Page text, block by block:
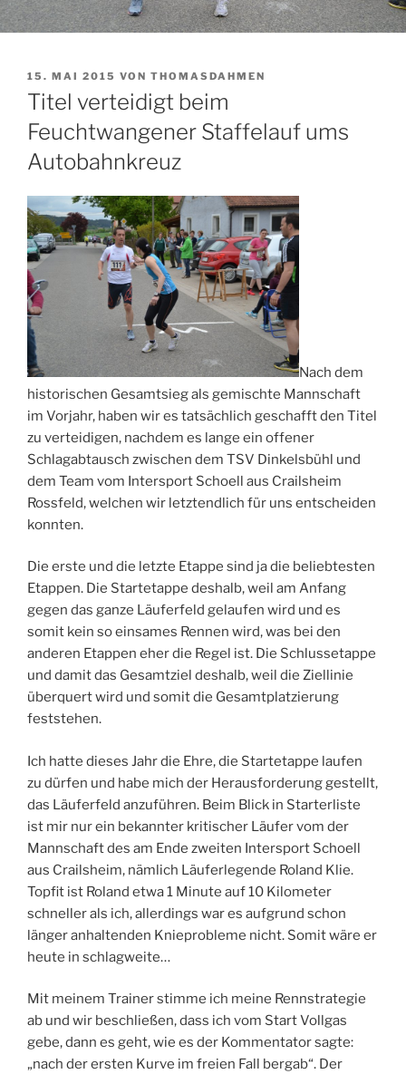
VERÖFFENTLICHT
AM
15. MAI 2015 VON THOMASDAHMEN
Titel verteidigt beim
Feuchtwangener Staffelauf ums
Autobahnkreuz
Nach dem
historischen Gesamtsieg als gemischte Mannschaft
im Vorjahr, haben wir es tatsächlich geschafft den Titel
zu verteidigen, nachdem es lange ein offener
Schlagabtausch zwischen dem TSV Dinkelsbühl und
dem Team vom Intersport Schoell aus Crailsheim
Rossfeld, welchen wir letztendlich für uns entscheiden
konnten.
Die erste und die letzte Etappe sind ja die beliebtesten
Etappen. Die Startetappe deshalb, weil am Anfang
gegen das ganze Läuferfeld gelaufen wird und es
somit kein so einsames Rennen wird, was bei den
anderen Etappen eher die Regel ist. Die Schlussetappe
und damit das Gesamtziel deshalb, weil die Ziellinie
überquert wird und somit die Gesamtplatzierung
feststehen.
Ich hatte dieses Jahr die Ehre, die Startetappe laufen
zu dürfen und habe mich der Herausforderung gestellt,
das Läuferfeld anzuführen. Beim Blick in Starterliste
ist mir nur ein bekannter kritischer Läufer vom der
Mannschaft des am Ende zweiten Intersport Schoell
aus Crailsheim, nämlich Läuferlegende Roland Klie.
Topfit ist Roland etwa 1 Minute auf 10 Kilometer
schneller als ich, allerdings war es aufgrund schon
länger anhaltenden Knieprobleme nicht. Somit wäre er
heute in schlagweite…
Mit meinem Trainer stimme ich meine Rennstrategie
ab und wir beschließen, dass ich vom Start Vollgas
gebe, dann es geht, wie es der Kommentator sagte:
„nach der ersten Kurve im freien Fall bergab“. Der